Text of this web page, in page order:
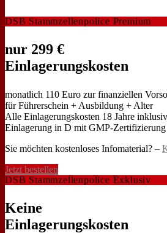
DSB Stammzellenpolice Premium
nur 299 €
Einlagerungskosten
monatlich 110 Euro zur finanziellen
für Führerschein + Ausbildung + Alter
Alle Einlagerungskosten 18 Jahre
Einlagerung in D mit GMP-Zertifizierung
Sie möchten kostenloses Infomaterial? –
Jetzt bestellen
DSB Stammzellenpolice Exklusiv
Keine
Einlagerungskosten